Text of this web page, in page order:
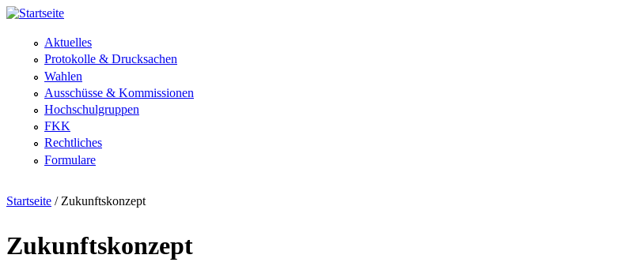
Direkt zum Inhalt
Aktuelles
Protokolle & Drucksachen
Wahlen
Ausschüsse & Kommissionen
Hochschulgruppen
FKK
Rechtliches
Formulare
Startseite /Zukunftskonzept
Zukunftskonzept